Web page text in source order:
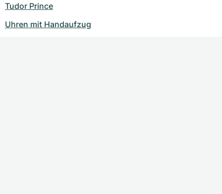
Tudor Prince
Uhren mit Handaufzug